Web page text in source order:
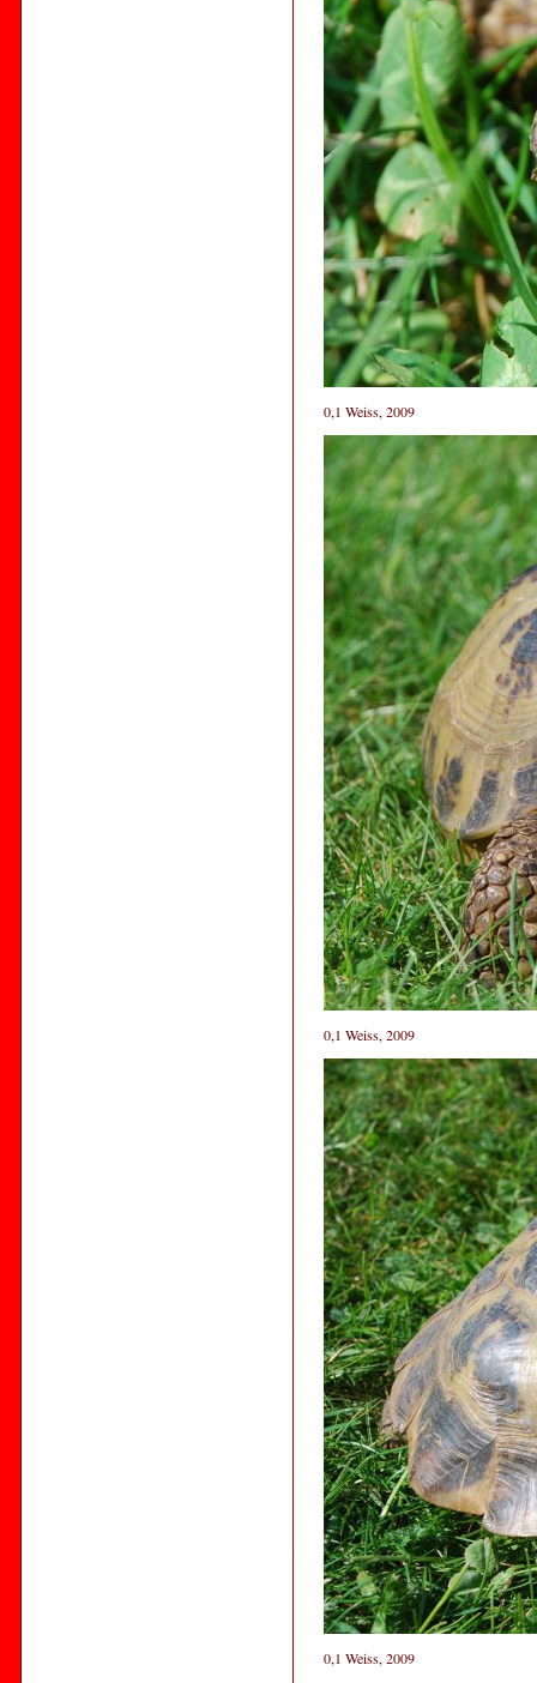
0,1 Weiss, 2009
0,1 Weiss, 2009
0,1 Weiss, 2009